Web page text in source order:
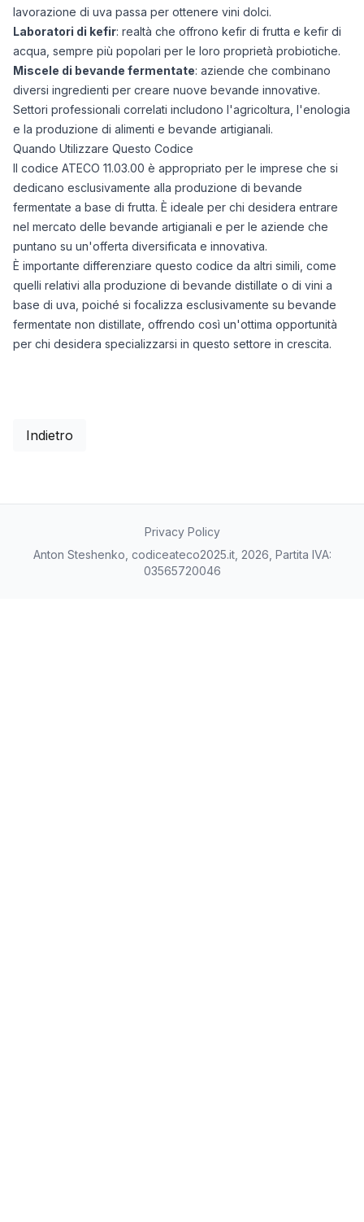
lavorazione di uva passa per ottenere vini dolci.
Laboratori di kefir: realtà che offrono kefir di frutta e kefir di
acqua, sempre più popolari per le loro proprietà probiotiche.
Miscele di bevande fermentate: aziende che combinano
diversi ingredienti per creare nuove bevande innovative.
Settori professionali correlati includono l'agricoltura, l'enologia
e la produzione di alimenti e bevande artigianali.
Quando Utilizzare Questo Codice
Il codice ATECO 11.03.00 è appropriato per le imprese che si
dedicano esclusivamente alla produzione di bevande
fermentate a base di frutta. È ideale per chi desidera entrare
nel mercato delle bevande artigianali e per le aziende che
puntano su un'offerta diversificata e innovativa.
È importante differenziare questo codice da altri simili, come
quelli relativi alla produzione di bevande distillate o di vini a
base di uva, poiché si focalizza esclusivamente su bevande
fermentate non distillate, offrendo così un'ottima opportunità
per chi desidera specializzarsi in questo settore in crescita.
Indietro
Privacy Policy
Anton Steshenko, codiceateco2025.it, 2026, Partita IVA:
03565720046